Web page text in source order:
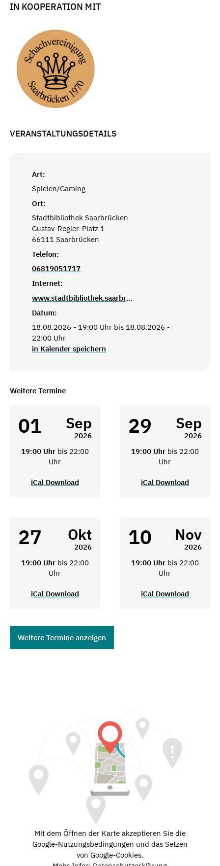
IN KOOPERATION MIT
VERANSTALTUNGSDETAILS
Art:
Spielen/Gaming
Ort:
Stadtbibliothek Saarbrücken
Gustav-Regler-Platz 1
66111 Saarbrücken
Telefon:
06819051717
Internet:
www.stadtbibliothek.saarbruecken.de
Datum:
18.08.2026 - 19:00 Uhr bis 18.08.2026 -
22:00 Uhr
in Kalender speichern
Weitere Termine
01 Sep
2026
19:00 Uhr bis 22:00
Uhr
iCal Download
29 Sep
2026
19:00 Uhr bis 22:00
Uhr
iCal Download
27 Okt
2026
19:00 Uhr bis 22:00
Uhr
iCal Download
10 Nov
2026
19:00 Uhr bis 22:00
Uhr
iCal Download
Weitere Termine anzeigen
Mit dem Öffnen der Karte akzeptieren Sie die
Google-Nutzungsbedingungen und das Setzen
von Google-Cookies.